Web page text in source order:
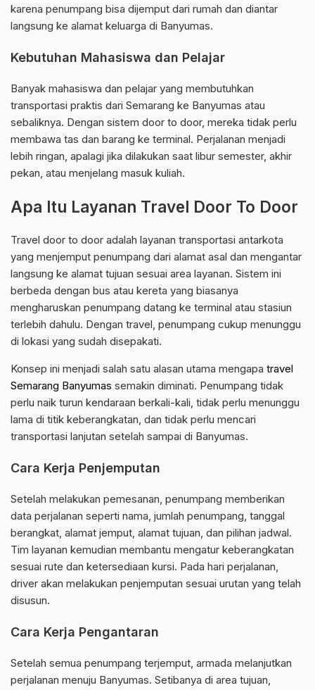
karena penumpang bisa dijemput dari rumah dan diantar
langsung ke alamat keluarga di Banyumas.
Kebutuhan Mahasiswa dan Pelajar
Banyak mahasiswa dan pelajar yang membutuhkan
transportasi praktis dari Semarang ke Banyumas atau
sebaliknya. Dengan sistem door to door, mereka tidak perlu
membawa tas dan barang ke terminal. Perjalanan menjadi
lebih ringan, apalagi jika dilakukan saat libur semester, akhir
pekan, atau menjelang masuk kuliah.
Apa Itu Layanan Travel Door To Door
Travel door to door adalah layanan transportasi antarkota
yang menjemput penumpang dari alamat asal dan mengantar
langsung ke alamat tujuan sesuai area layanan. Sistem ini
berbeda dengan bus atau kereta yang biasanya
mengharuskan penumpang datang ke terminal atau stasiun
terlebih dahulu. Dengan travel, penumpang cukup menunggu
di lokasi yang sudah disepakati.
Konsep ini menjadi salah satu alasan utama mengapa travel
Semarang Banyumas semakin diminati. Penumpang tidak
perlu naik turun kendaraan berkali-kali, tidak perlu menunggu
lama di titik keberangkatan, dan tidak perlu mencari
transportasi lanjutan setelah sampai di Banyumas.
Cara Kerja Penjemputan
Setelah melakukan pemesanan, penumpang memberikan
data perjalanan seperti nama, jumlah penumpang, tanggal
berangkat, alamat jemput, alamat tujuan, dan pilihan jadwal.
Tim layanan kemudian membantu mengatur keberangkatan
sesuai rute dan ketersediaan kursi. Pada hari perjalanan,
driver akan melakukan penjemputan sesuai urutan yang telah
disusun.
Cara Kerja Pengantaran
Setelah semua penumpang terjemput, armada melanjutkan
perjalanan menuju Banyumas. Setibanya di area tujuan,